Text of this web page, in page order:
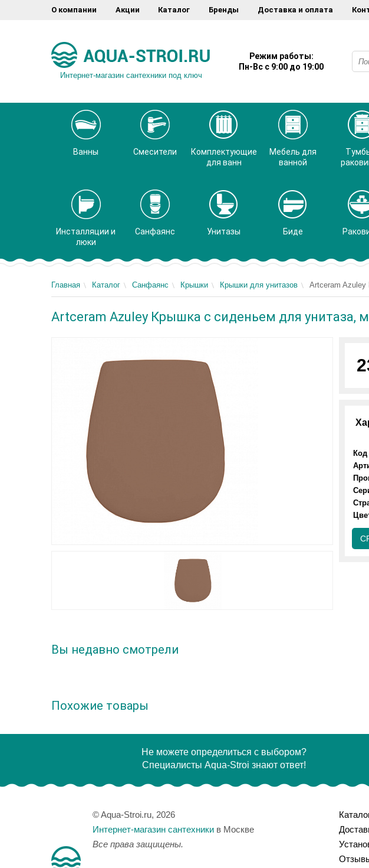
О компании Акции Каталог Бренды Доставка и оплата
Интернет-магазин сантехники под ключ
Режим работы:
Пн-Вс с 9:00 до 19:00
Ванны Смесители
Комплектующие
для ванн
Мебель для
ванной
Инсталляции и
люки
Санфаянс Унитазы Биде
Главная Каталог Санфаянс Крышки Крышки для унитазов Artceram
Artceram Azuley Крышка с сиденьем для унитаза,
Код
Вы недавно смотрели
Похожие товары
Не можете определиться с выбором?
Специалисты Aqua-Stroi знают ответ!
© Aqua-Stroi.ru, 2026
Интернет-магазин сантехники в Москве
Все права защищены.